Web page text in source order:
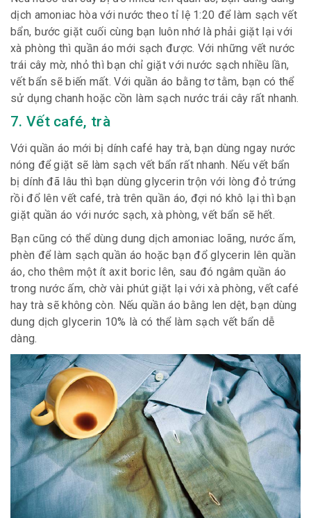
dịch amoniac hòa với nước theo tỉ lệ 1:20 để làm sạch vết
bẩn, bước giặt cuối cùng bạn luôn nhớ là phải giặt lại với
xà phòng thì quần áo mới sạch được. Với những vết nước
trái cây mờ, nhỏ thì bạn chỉ giặt với nước sạch nhiều lần,
vết bẩn sẽ biến mất. Với quần áo bằng tơ tằm, bạn có thể
sử dụng chanh hoặc cồn làm sạch nước trái cây rất nhanh.
7. Vết café, trà
Với quần áo mới bị dính café hay trà, bạn dùng ngay nước
nóng để giặt sẽ làm sạch vết bẩn rất nhanh. Nếu vết bẩn
bị dính đã lâu thì bạn dùng glycerin trộn với lòng đỏ trứng
rồi đổ lên vết café, trà trên quần áo, đợi nó khô lại thì bạn
giặt quần áo với nước sạch, xà phòng, vết bẩn sẽ hết.
Bạn cũng có thể dùng dung dịch amoniac loãng, nước ấm,
phèn để làm sạch quần áo hoặc bạn đổ glycerin lên quần
áo, cho thêm một ít axit boric lên, sau đó ngâm quần áo
trong nước ấm, chờ vài phút giặt lại với xà phòng, vết café
hay trà sẽ không còn. Nếu quần áo bằng len dệt, bạn dùng
dung dịch glycerin 10% là có thể làm sạch vết bẩn dễ
dàng.